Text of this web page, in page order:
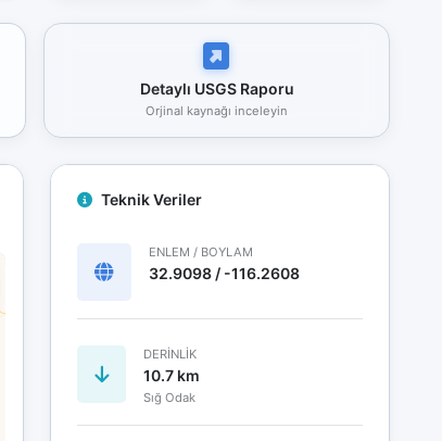
Detaylı USGS Raporu
Orjinal kaynağı inceleyin
Teknik Veriler
ENLEM / BOYLAM
32.9098 / -116.2608
DERINLIK
10.7 km
Sığ Odak